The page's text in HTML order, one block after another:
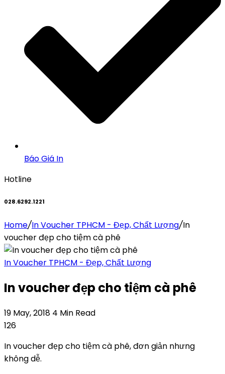
Báo Giá In
Hotline
028.6292.1221
Home/In Voucher TPHCM - Đẹp, Chất Lượng/In
voucher đẹp cho tiệm cà phê
In Voucher TPHCM - Đẹp, Chất Lượng
In voucher đẹp cho tiệm cà phê
19 May, 2018 4 Min Read
126
In voucher đẹp cho tiệm cà phê, đơn giản nhưng
không dễ.